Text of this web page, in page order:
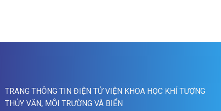
quét
TRANG THÔNG TIN ĐIỆN TỬ VIỆN KHOA HỌC KHÍ TƯỢNG
THỦY VĂN, MÔI TRƯỜNG VÀ BIỂN